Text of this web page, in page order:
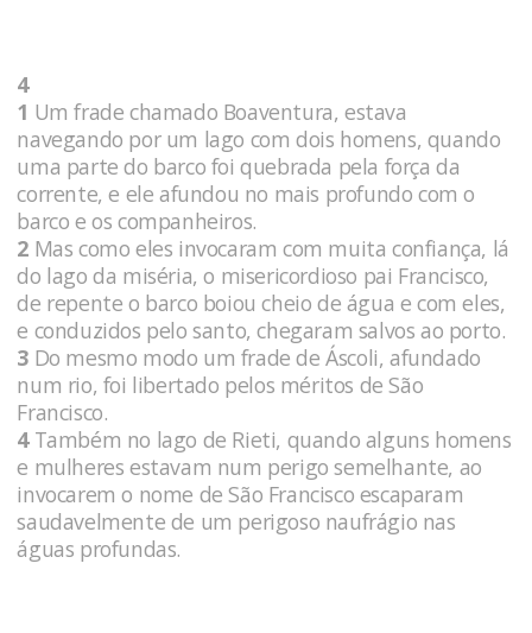
4
1 Um frade chamado Boaventura, estava
navegando por um lago com dois homens, quando
uma parte do barco foi quebrada pela força da
corrente, e ele afundou no mais profundo com o
barco e os companheiros.
2 Mas como eles invocaram com muita confiança, lá
do lago da miséria, o misericordioso pai Francisco,
de repente o barco boiou cheio de água e com eles,
e conduzidos pelo santo, chegaram salvos ao porto.
3 Do mesmo modo um frade de Áscoli, afundado
num rio, foi libertado pelos méritos de São
Francisco.
4Também no lago de Rieti, quando alguns homens
e mulheres estavam num perigo semelhante, ao
invocarem o nome de São Francisco escaparam
saudavelmente de um perigoso naufrágio nas
águas profundas.